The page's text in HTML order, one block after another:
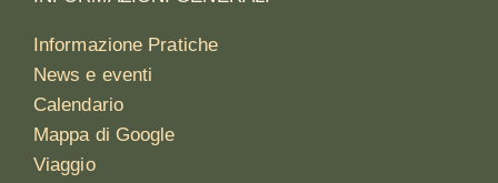
Informazione Pratiche
News e eventi
Calendario
Mappa di Google
Viaggio